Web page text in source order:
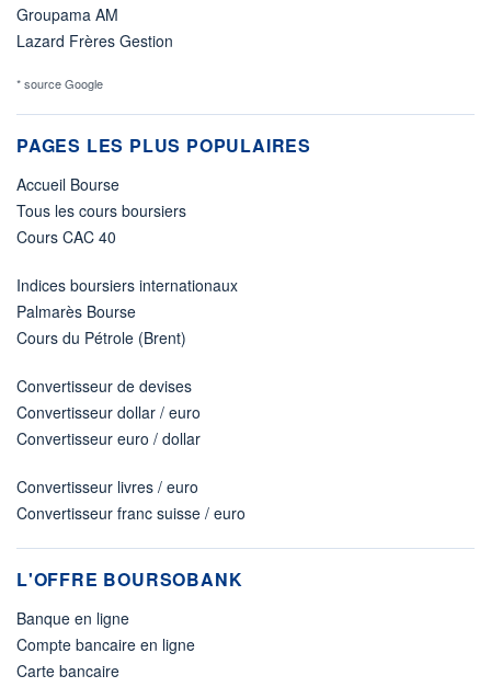
Groupama AM
Lazard Frères Gestion
* source Google
PAGES LES PLUS POPULAIRES
Accueil Bourse
Tous les cours boursiers
Cours CAC 40
Indices boursiers internationaux
Palmarès Bourse
Cours du Pétrole (Brent)
Convertisseur de devises
Convertisseur dollar / euro
Convertisseur euro / dollar
Convertisseur livres / euro
Convertisseur franc suisse / euro
L'OFFRE BOURSOBANK
Banque en ligne
Compte bancaire en ligne
Carte bancaire